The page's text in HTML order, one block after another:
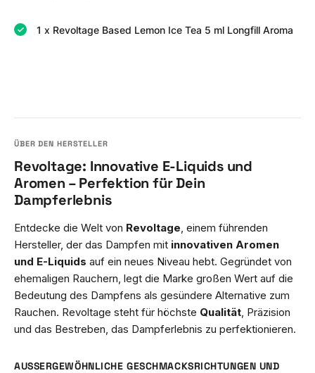
1 x Revoltage Based Lemon Ice Tea 5 ml Longfill Aroma
Revoltage: Innovative E-Liquids und
Aromen – Perfektion für Dein
Dampferlebnis
Entdecke die Welt von Revoltage , einem führenden
Hersteller, der das Dampfen mit innovativen Aromen
und E-Liquids auf ein neues Niveau hebt. Gegründet von
ehemaligen Rauchern, legt die Marke großen Wert auf die
Bedeutung des Dampfens als gesündere Alternative zum
Rauchen. Revoltage steht für höchste Qualität , Präzision
und das Bestreben, das Dampferlebnis zu perfektionieren.
AUSSERGEWÖHNLICHE GESCHMACKSRICHTUNGEN UND E